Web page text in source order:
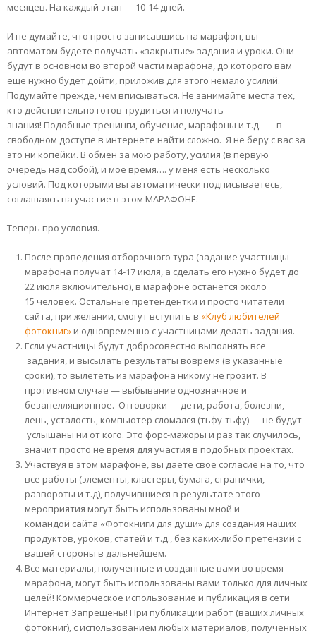
месяцев. На каждый этап — 10-14 дней.
И не думайте, что просто записавшись на марафон, вы
автоматом будете получать «закрытые» задания и уроки. Они
будут в основном во второй части марафона, до которого вам
еще нужно будет дойти, приложив для этого немало усилий.
Подумайте прежде, чем вписываться. Не занимайте места тех,
кто действительно готов трудиться и получать
знания! Подобные тренинги, обучение, марафоны и т.д. — в
свободном доступе в интернете найти сложно. Я не беру с вас за
это ни копейки. В обмен за мою работу, усилия (в первую
очередь над собой), и мое время…. у меня есть несколько
условий. Под которыми вы автоматически подписываетесь,
соглашаясь на участие в этом МАРАФОНЕ.
Теперь про условия.
После проведения отборочного тура (задание участницы
марафона получат 14-17 июля, а сделать его нужно будет до
22 июля включительно), в марафоне останется около
15 человек. Остальные претендентки и просто читатели
сайта, при желании, смогут вступить в «Клуб любителей
фотокниг» и одновременно с участницами делать задания.
Если участницы будут добросовестно выполнять все
задания, и высылать результаты вовремя (в указанные
сроки), то вылететь из марафона никому не грозит. В
противном случае — выбывание однозначное и
безапелляционное. Отговорки — дети, работа, болезни,
лень, усталость, компьютер сломался (тьфу-тьфу) — не будут
услышаны ни от кого. Это форс-мажоры и раз так случилось,
значит просто не время для участия в подобных проектах.
Участвуя в этом марафоне, вы даете свое согласие на то, что
все работы (элементы, кластеры, бумага, странички,
развороты и т.д), получившиеся в результате этого
мероприятия могут быть использованы мной и
командой сайта «Фотокниги для души» для создания наших
продуктов, уроков, статей и т.д., без каких-либо претензий с
вашей стороны в дальнейшем.
Все материалы, полученные и созданные вами во время
марафона, могут быть использованы вами только для личных
целей! Коммерческое использование и публикация в сети
Интернет Запрещены! При публикации работ (ваших личных
фотокниг), с использованием любых материалов, полученных